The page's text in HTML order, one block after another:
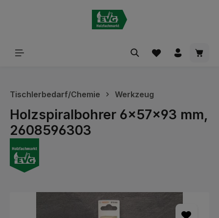
Tischlerbedarf/Chemie Werkzeug
Holzspiralbohrer 6x57x93 mm,
2608596303